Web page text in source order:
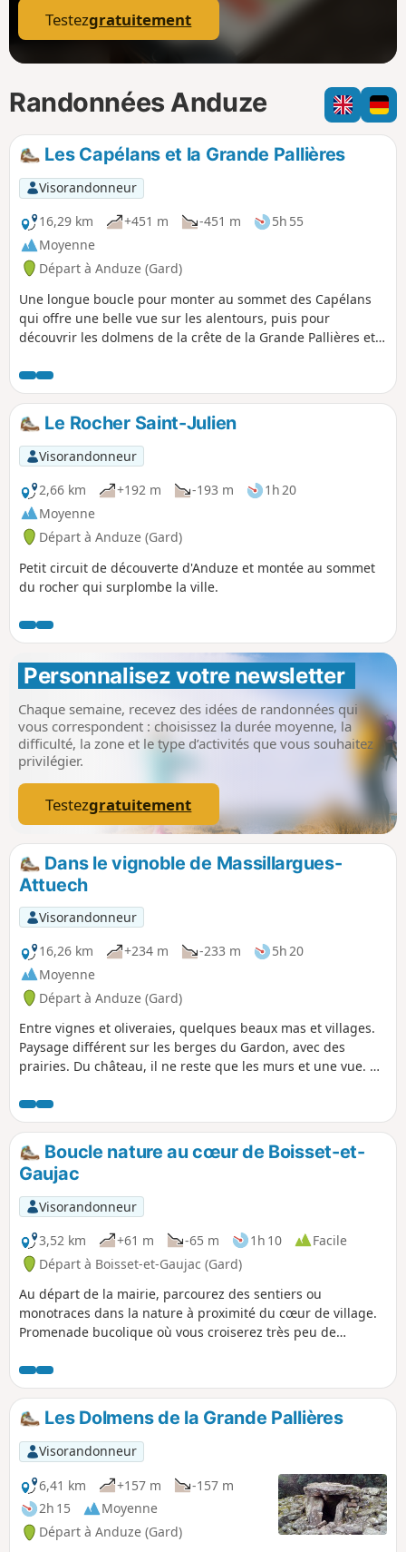
Testezgratuitement
Randonnées Anduze
Les Capélans et la Grande Pallières
Visorandonneur
16,29 km
+451 m -451 m
5h 55
Moyenne
Départ à Anduze (Gard)
Une longue boucle pour monter au sommet des Capélans
qui offre une belle vue sur les alentours, puis pour
découvrir les dolmens de la crête de la Grande Pallières et
calmes d'Anduze.
Le Rocher Saint-Julien
Visorandonneur
2,66 km
+192 m -193 m
1h 20
Moyenne
Départ à Anduze (Gard)
Petit circuit de découverte d'Anduze et montée au sommet
du rocher qui surplombe la ville.
Personnalisez votre newsletter
Chaque semaine, recevez des idées de randonnées qui
vous correspondent : choisissez la durée moyenne, la
difficulté, la zone et le type d’activités que vous souhaitez
privilégier.
Testezgratuitement
Dans le vignoble de Massillargues-
Attuech
Visorandonneur
16,26 km
+234 m -233 m
5h 20
Moyenne
Départ à Anduze (Gard)
Entre vignes et oliveraies, quelques beaux mas et villages.
Paysage différent sur les berges du Gardon, avec des
prairies. Du château, il ne reste que les murs et une vue. Un
Boucle nature au cœur de Boisset-et-
Gaujac
Visorandonneur
3,52 km
+61 m -65 m 1h 10
Facile
Départ à Boisset-et-Gaujac (Gard)
Au départ de la mairie, parcourez des sentiers ou
monotraces dans la nature à proximité du cœur de village.
Promenade bucolique où vous croiserez très peu de
Les Dolmens de la Grande Pallières
Visorandonneur
6,41 km
+157 m
-157 m
2h 15
Moyenne
Départ à Anduze (Gard)